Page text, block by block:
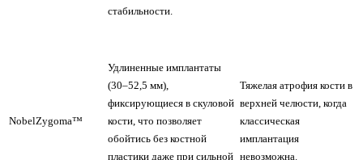
стабильности.
NobelZygoma™
Удлиненные имплантаты
(30–52,5 мм),
фиксирующиеся в скуловой
кости, что позволяет
обойтись без костной
пластики даже при сильной
Тяжелая атрофия кости в
верхней челюсти, когда
классическая
имплантация
невозможна.